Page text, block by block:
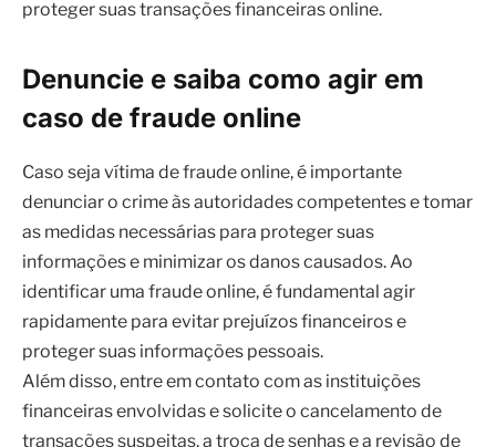
denunciar o crime às autoridades competentes e tomar
as medidas necessárias para proteger suas
informações e minimizar os danos causados. Ao
rapidamente para evitar prejuízos financeiros e
proteger suas informações pessoais.
Além disso, entre em contato com as instituições
financeiras envolvidas e solicite o cancelamento de
transações suspeitas, a troca de senhas e a revisão de
possíveis prejuízos causados pela fraude. Ao ser vítima
de fraude online, é importante buscar o suporte das
instituições financeiras e das autoridades competentes
para minimizar os danos e evitar que a situação se